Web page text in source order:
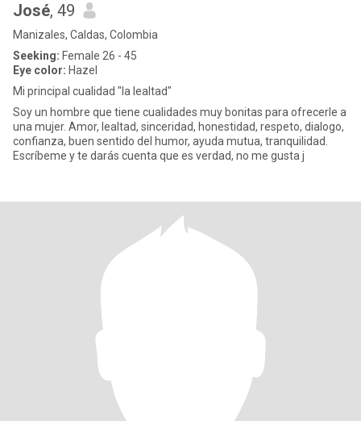
José, 49
Manizales, Caldas, Colombia
Seeking: Female 26 - 45
Eye color: Hazel
Mi principal cualidad "la lealtad"
Soy un hombre que tiene cualidades muy bonitas para ofrecerle a
una mujer. Amor, lealtad, sinceridad, honestidad, respeto, dialogo,
confianza, buen sentido del humor, ayuda mutua, tranquilidad.
Escríbeme y te darás cuenta que es verdad, no me gusta j